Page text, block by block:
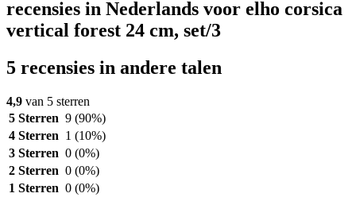
recensies in Nederlands voor elho corsica
vertical forest 24 cm, set/3
5 recensies in andere talen
4,9 van 5 sterren
5 Sterren 9 (90%)
4 Sterren 1 (10%)
3 Sterren 0 (0%)
2 Sterren 0 (0%)
1 Sterren 0 (0%)